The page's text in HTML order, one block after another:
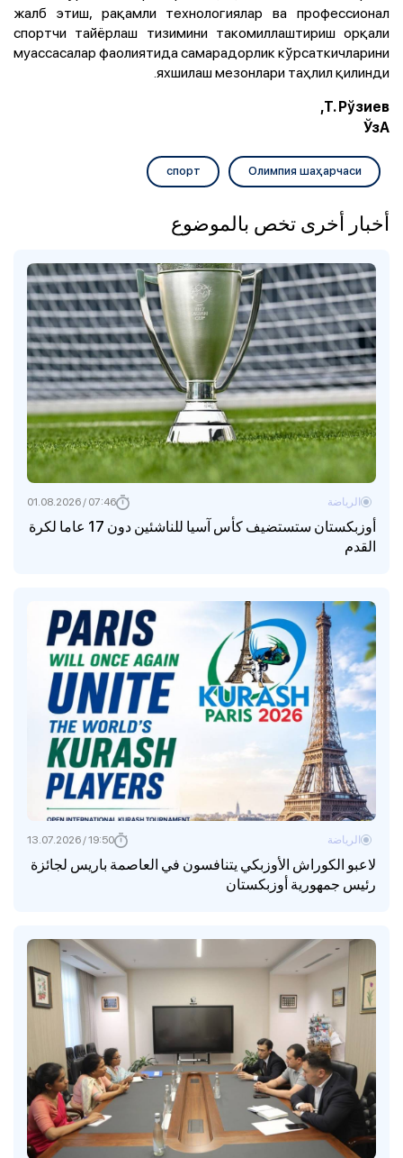
жалб этиш, рақамли технологиялар ва профессионал
спортчи тайёрлаш тизимини такомиллаштириш орқали
муассасалар фаолиятида самарадорлик кўрсаткичларини
яхшилаш мезонлари таҳлил қилинди.
Т. Рўзиев,
ЎзА
Олимпия шаҳарчаси
спорт
أخبار أخرى تخص بالموضوع
أوزبكستان ستستضيف كأس آسيا للناشئين دون 17 عاما لكرة
القدم
الرياضة 07:46 / 01.08.2026
لاعبو الكوراش الأوزبكي يتنافسون في العاصمة باريس لجائزة
رئيس جمهورية أوزبكستان
الرياضة 19:50 / 13.07.2026